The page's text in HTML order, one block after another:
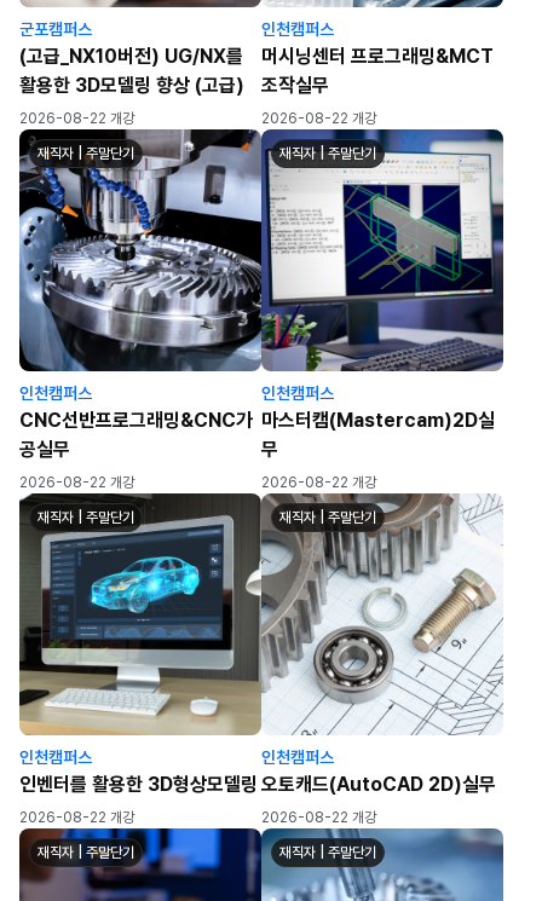
군포캠퍼스
(고급_NX10버전) UG/NX를
활용한 3D모델링 향상 (고급)
2026-08-22 개강
인천캠퍼스
머시닝센터 프로그래밍&MCT
조작실무
2026-08-22 개강
재직자 | 주말단기
인천캠퍼스
CNC선반프로그래밍&CNC가
공실무
2026-08-22 개강
재직자 | 주말단기
인천캠퍼스
마스터캠(Mastercam)2D실
무
2026-08-22 개강
재직자 | 주말단기
인천캠퍼스
인벤터를 활용한 3D형상모델링
2026-08-22 개강
재직자 | 주말단기
인천캠퍼스
오토캐드(AutoCAD 2D)실무
2026-08-22 개강
재직자 | 주말단기 재직자 | 주말단기